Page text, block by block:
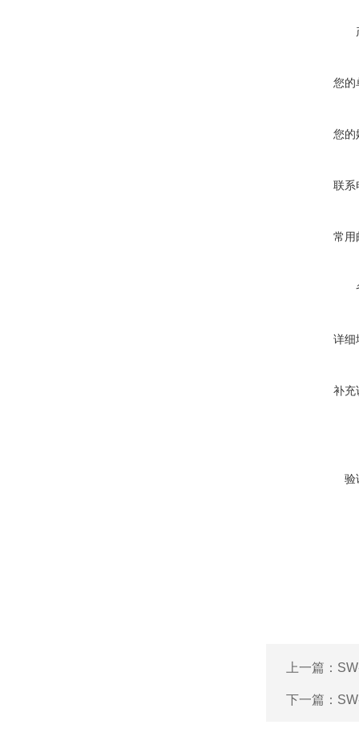
您的
您的
联系
常用
详细
补充
验
上一篇：
下一篇：